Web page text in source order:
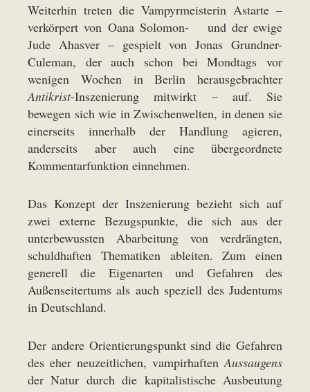
Weiterhin treten die Vampyrmeisterin Astarte –
verkörpert von Oana Solomon- und der ewige
Jude Ahasver – gespielt von Jonas Grundner-
Culeman, der auch schon bei Mondtags vor
wenigen Wochen in Berlin herausgebrachter
Antikrist-Inszenierung mitwirkt – auf. Sie
bewegen sich wie in Zwischenwelten, in denen sie
einerseits innerhalb der Handlung agieren,
anderseits aber auch eine übergeordnete
Kommentarfunktion einnehmen.
Das Konzept der Inszenierung bezieht sich auf
zwei externe Bezugspunkte, die sich aus der
unterbewussten Abarbeitung von verdrängten,
schuldhaften Thematiken ableiten. Zum einen
generell die Eigenarten und Gefahren des
Außenseitertums als auch speziell des Judentums
in Deutschland.
Der andere Orientierungspunkt sind die Gefahren
des eher neuzeitlichen, vampirhaften Aussaugens
der Natur durch die kapitalistische Ausbeutung